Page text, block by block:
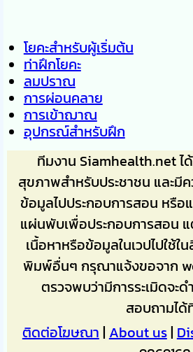
โยคะสำหรับผู้เริ่มต้น
ท่าฝึกโยคะ
ลมปราณ
การผ่อนคลาย
การเข้าฌาณ
อุปกรณ์สำหรับฝึก
ทีมงาน Siamhealth.net ไ
สุขภาพสำหรับประชาชน และมี
ข้อมูลไปประกอบการสอน หรือ
แผ่นพับเพื่อประกอบการสอน
เนื้อหาหรือข้อมูลในเวปไปใช้
พิมพ์อื่นๆ กรุณาแจ้งขอจาก
ตรวจพบว่ามีการระเมิดจะ
สอบถามได้
ติดต่อโฆษณา|About us|